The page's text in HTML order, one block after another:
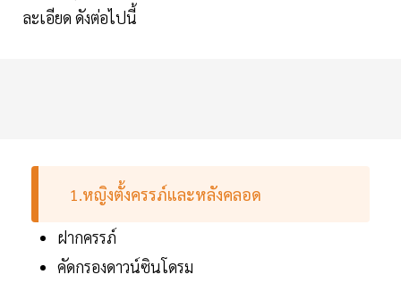
ละเอียด ดังต่อไปนี้
1.หญิงตั้งครรภ์และหลังคลอด
ฝากครรภ์
คัดกรองดาวน์ซินโดรม